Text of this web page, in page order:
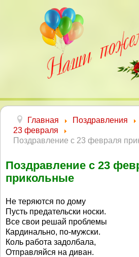
Главная Поздравления
23 февраля
Поздравление с 23 февраля
Поздравление с 23
прикольные
Не теряются по дому
Пусть предательски носки.
Все свои решай проблемы
Кардинально, по-мужски.
Коль работа задолбала,
Отправляйся на диван.